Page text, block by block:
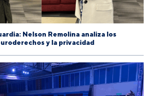
Nelson Remolina analiza los
y la privacidad